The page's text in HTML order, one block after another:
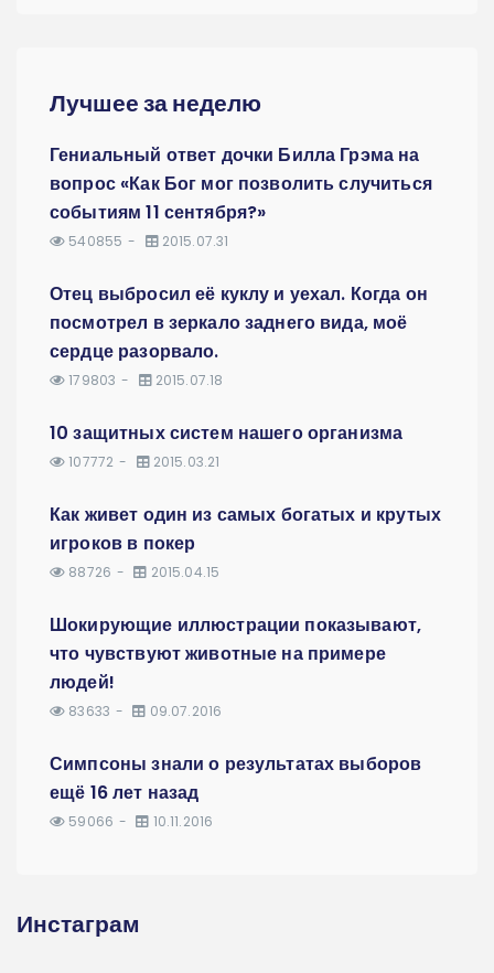
Лучшее за неделю
Гениальный ответ дочки Билла Грэма на
вопрос «Как Бог мог позволить случиться
событиям 11 сентября?»
540855 2015.07.31
Отец выбросил её куклу и уехал. Когда он
посмотрел в зеркало заднего вида, моё
сердце разорвало.
179803 2015.07.18
10 защитных систем нашего организма
107772 2015.03.21
Как живет один из самых богатых и крутых
игроков в покер
88726 2015.04.15
Шокирующие иллюстрации показывают,
что чувствуют животные на примере
людей!
83633 09.07.2016
Симпсоны знали о результатах выборов
ещё 16 лет назад
59066 10.11.2016
Инстаграм